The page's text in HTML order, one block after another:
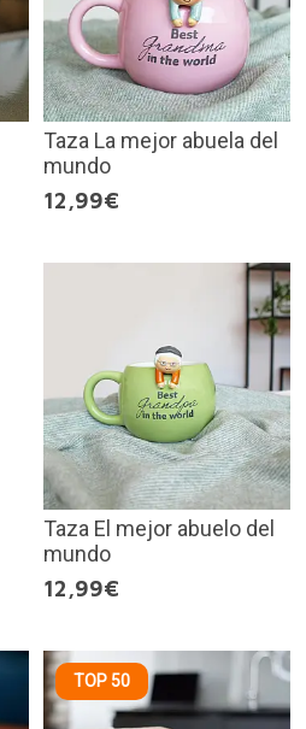
Taza La mejor abuela del
mundo
12,99€
Taza El mejor abuelo del
mundo
12,99€
TOP 50